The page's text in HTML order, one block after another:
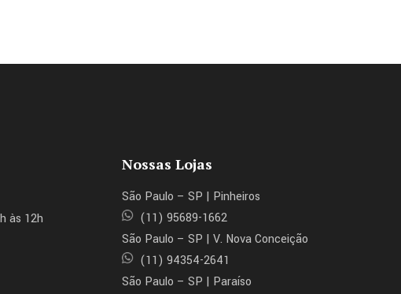
às 12h
Nossas Lojas
São Paulo – SP | Pinheiros
(11) 95689-1662
São Paulo – SP | V. Nova Conceição
(11) 94354-2641
São Paulo – SP | Paraíso